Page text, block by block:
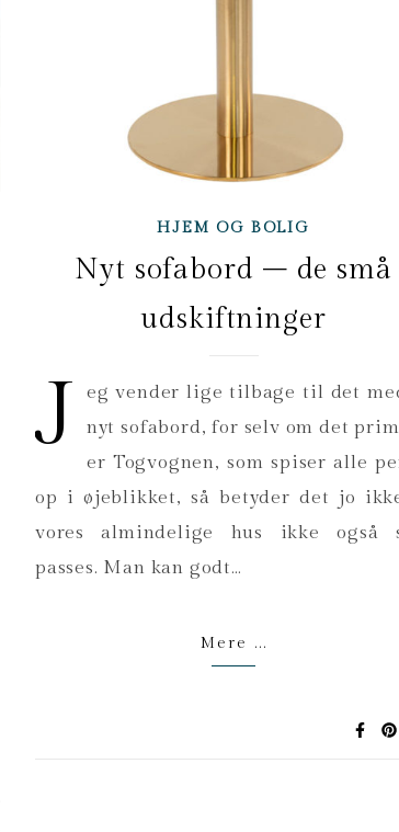
HJEM OG BOLIG
Nyt sofabord – de små
udskiftninger
J
eg vender lige tilbage til det
nyt sofabord, for selv om det
er Togvognen, som spiser alle
op i øjeblikket, så betyder det jo
vores almindelige hus ikke også
passes. Man kan godt…
Mere ...